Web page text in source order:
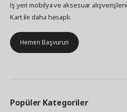
İş yeri mobilya ve aksesuar
Kart ile daha hesaplı.
Hemen Başvurun
Popüler Kategoriler